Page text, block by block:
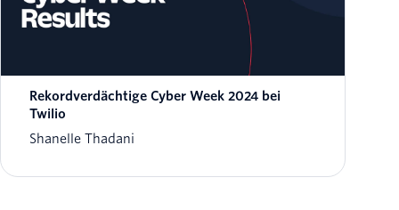
Rekordverdächtige Cyber Week 2024 bei
Twilio
Shanelle Thadani